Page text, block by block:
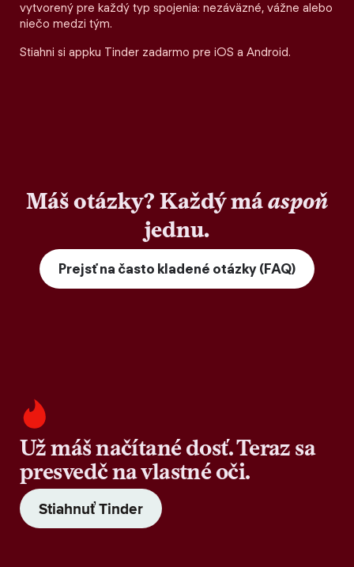
vytvorený pre každý typ spojenia: nezáväzné, vážne alebo
niečo medzi tým.
Stiahni si appku Tinder zadarmo pre iOS a Android.
Máš otázky? Každý máaspoň
jednu.
Prejsť na často kladené otázky (FAQ)
Už máš načítané dosť. Teraz sa
presvedč na vlastné oči.
Stiahnuť Tinder